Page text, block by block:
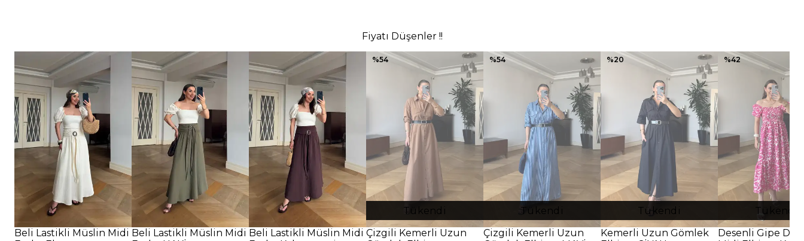
Fiyatı Düşenler !!
Beli Lastikli Müslin Midi Beli Lastikli Müslin Midi Beli Lastikli Müslin Midi
Tükendi
%54
Çizgili Kemerli Uzun
Tükendi
%54
Çizgili Kemerli Uzun
Tükendi
%20
Kemerli Uzun Gömlek
Tükendi
%42
Desenli Gipe